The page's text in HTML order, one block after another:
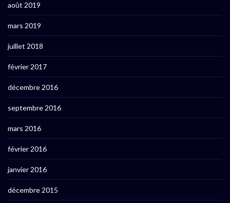
août 2019
mars 2019
juillet 2018
février 2017
décembre 2016
septembre 2016
mars 2016
février 2016
janvier 2016
décembre 2015